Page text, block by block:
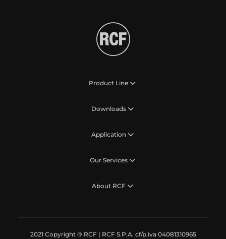
Product Line
Downloads
Application
Our Services
About RCF
2021 Copyright ® RCF | RCF S.P.A. cf/p.iva 04081310965